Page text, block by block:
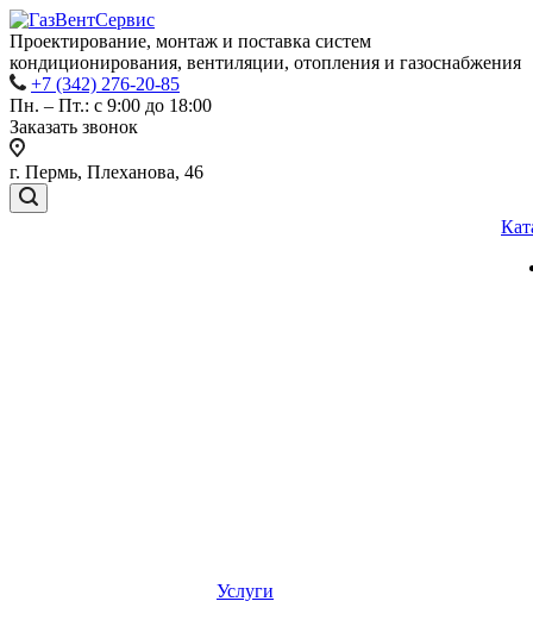
Проектирование, монтаж и поставка систем
кондиционирования, вентиляции, отопления и газоснабжения
+7 (342) 276-20-85
Пн. – Пт.: с 9:00 до 18:00
Заказать звонок
г. Пермь, Плеханова, 46
Услуги